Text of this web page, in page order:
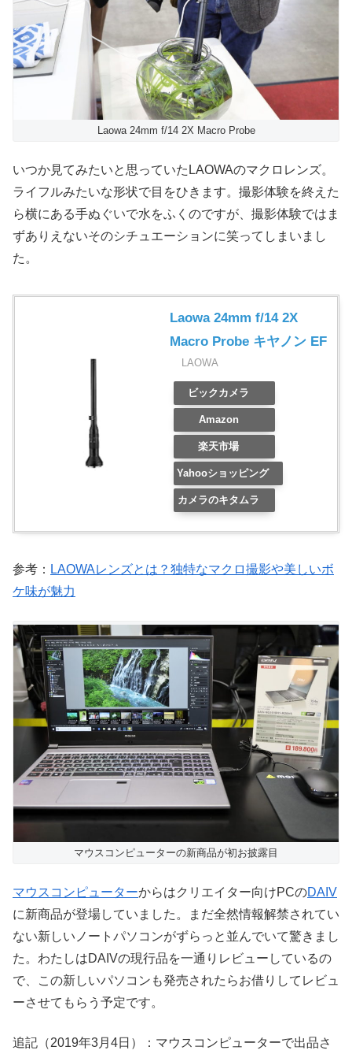
Laowa 24mm f/14 2X Macro Probe
いつか見てみたいと思っていたLAOWAのマクロレンズ。
ライフルみたいな形状で目をひきます。撮影体験を終えた
ら横にある手ぬぐいで水をふくのですが、撮影体験ではま
ずありえないそのシチュエーションに笑ってしまいまし
た。
Laowa 24mm f/14 2X
Macro Probe キヤノン EF
LAOWA
ビックカメラ
Amazon
楽天市場
Yahooショッピング
カメラのキタムラ
参考： LAOWAレンズとは？独特なマクロ撮影や美しいボ
ケ味が魅力
マウスコンピューターの新商品が初お披露目
マウスコンピューターからはクリエイター向けPCのDAIV
に新商品が登場していました。まだ全然情報解禁されてい
ない新しいノートパソコンがずらっと並んでいて驚きまし
た。わたしはDAIVの現行品を一通りレビューしているの
で、この新しいパソコンも発売されたらお借りしてレビュ
ーさせてもらう予定です。
追記（2019年3月4日）：マウスコンピューターで出品さ